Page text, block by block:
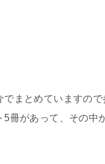
まとめていますの
冊があって、その中